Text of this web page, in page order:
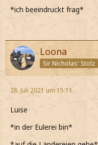
*ich beeindruckt frag*
Loona
Sir Nicholas' Stolz
28. Juli 2021 um 15:11
Luise
*in der Eulerei bin*